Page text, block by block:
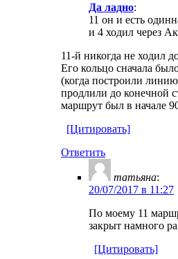
Да ладно:
11 он и есть
и 4 ходил через
11-й никогда не ходил
Его кольцо сначала
(когда построили
продлили до конечной
маршрут был в начале
[Цитировать]
Ответить
татьяна:
20/07/2017 в 11:27
По моему 11
закрыт намного
[Цитировать]